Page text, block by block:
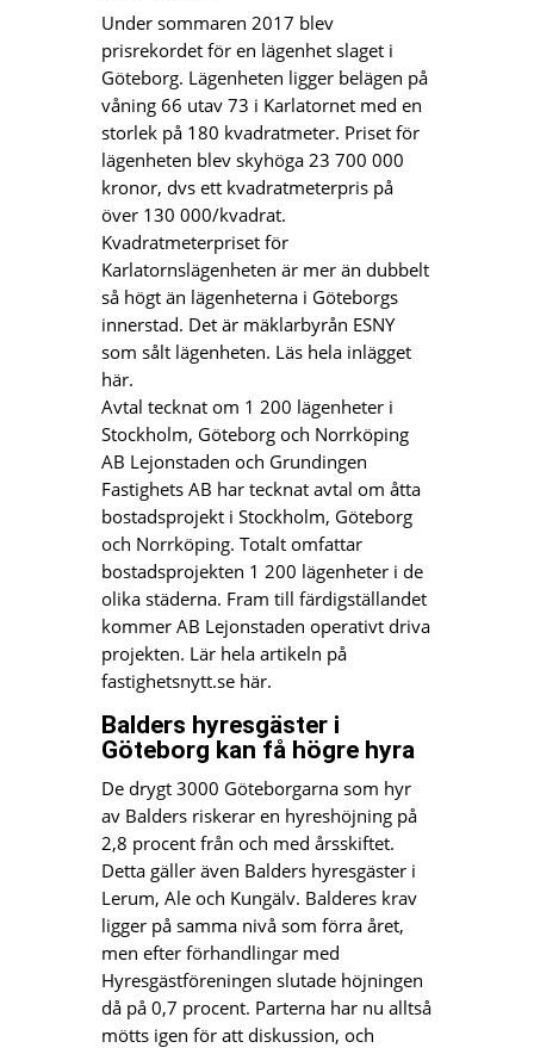
Under sommaren 2017 blev
prisrekordet för en lägenhet slaget i
Göteborg. Lägenheten ligger belägen på
våning 66 utav 73 i Karlatornet med en
storlek på 180 kvadratmeter. Priset för
lägenheten blev skyhöga 23 700 000
kronor, dvs ett kvadratmeterpris på
över 130 000/kvadrat.
Kvadratmeterpriset för
Karlatornslägenheten är mer än dubbelt
så högt än lägenheterna i Göteborgs
innerstad. Det är mäklarbyrån ESNY
som sålt lägenheten. Läs hela inlägget
här.
Avtal tecknat om 1 200 lägenheter i
Stockholm, Göteborg och Norrköping
AB Lejonstaden och Grundingen
Fastighets AB har tecknat avtal om åtta
bostadsprojekt i Stockholm, Göteborg
och Norrköping. Totalt omfattar
bostadsprojekten 1 200 lägenheter i de
olika städerna. Fram till färdigställandet
kommer AB Lejonstaden operativt driva
projekten. Lär hela artikeln på
fastighetsnytt.se här.
Balders hyresgäster i
Göteborg kan få högre hyra
De drygt 3000 Göteborgarna som hyr
av Balders riskerar en hyreshöjning på
2,8 procent från och med årsskiftet.
Detta gäller även Balders hyresgäster i
Lerum, Ale och Kungälv. Balderes krav
ligger på samma nivå som förra året,
men efter förhandlingar med
Hyresgästföreningen slutade höjningen
då på 0,7 procent. Parterna har nu alltså
mötts igen för att diskussion, och